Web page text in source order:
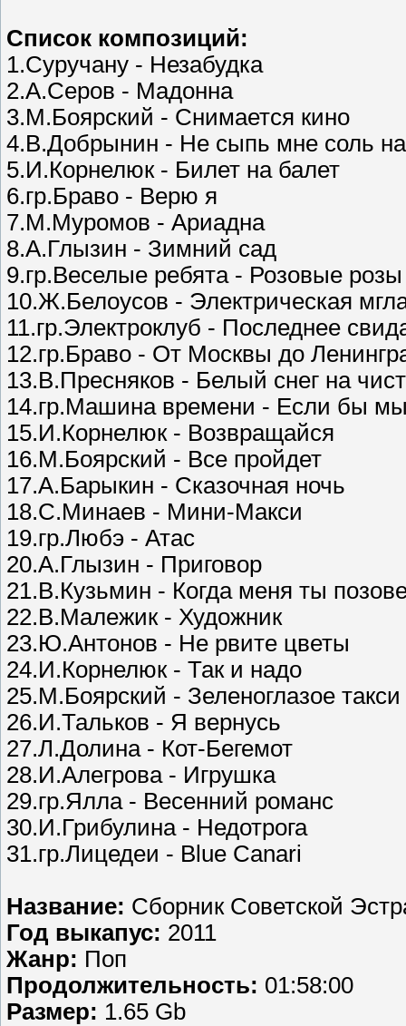
Список композиций:
1.Суручану - Незабудка
2.А.Серов - Мадонна
3.М.Боярский - Снимается кино
4.В.Добрынин - Не сыпь мне соль
5.И.Корнелюк - Билет на балет
6.гр.Браво - Верю я
7.М.Муромов - Ариадна
8.А.Глызин - Зимний сад
9.гр.Веселые ребята - Розовые розы
10.Ж.Белоусов - Электрическая
11.гр.Электроклуб - Последнее
12.гр.Браво - От Москвы до
13.В.Пресняков - Белый снег на
14.гр.Машина времени - Если бы
15.И.Корнелюк - Возвращайся
16.М.Боярский - Все пройдет
17.А.Барыкин - Сказочная ночь
18.С.Минаев - Мини-Макси
19.гр.Любэ - Атас
20.А.Глызин - Приговор
21.В.Кузьмин - Когда меня ты
22.В.Малежик - Художник
23.Ю.Антонов - Не рвите цветы
24.И.Корнелюк - Так и надо
25.М.Боярский - Зеленоглазое такси
26.И.Тальков - Я вернусь
27.Л.Долина - Кот-Бегемот
28.И.Алегрова - Игрушка
29.гр.Ялла - Весенний романс
30.И.Грибулина - Недотрога
31.гр.Лицедеи - Blue Canari
Название: Сборник Советской
Год выкапус: 2011
Жанр: Поп
Продолжительность: 01:58:00
Размер: 1.65 Gb